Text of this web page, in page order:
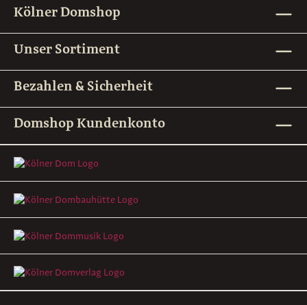
Kölner Domshop
Unser Sortiment
Bezahlen & Sicherheit
Domshop Kundenkonto